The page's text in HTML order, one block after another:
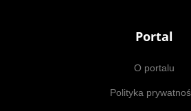
Portal
O portalu
Polityka